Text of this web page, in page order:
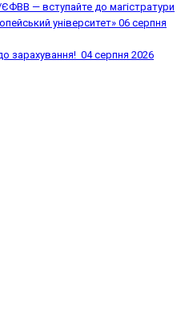
— вступайте до магістратури
університет» 06 серпня
зарахування! 04 серпня 2026